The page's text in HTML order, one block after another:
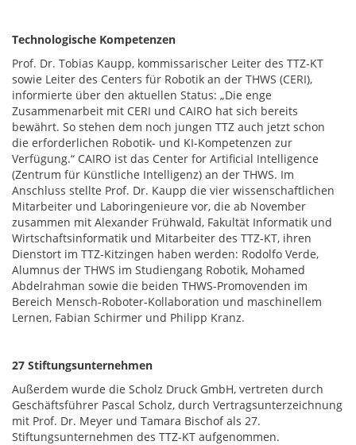
Technologische Kompetenzen
Prof. Dr. Tobias Kaupp, kommissarischer Leiter des TTZ-KT
sowie Leiter des Centers für Robotik an der THWS (CERI),
informierte über den aktuellen Status: „Die enge
Zusammenarbeit mit CERI und CAIRO hat sich bereits
bewährt. So stehen dem noch jungen TTZ auch jetzt schon
die erforderlichen Robotik- und KI-Kompetenzen zur
Verfügung.“ CAIRO ist das Center for Artificial Intelligence
(Zentrum für Künstliche Intelligenz) an der THWS. Im
Anschluss stellte Prof. Dr. Kaupp die vier wissenschaftlichen
Mitarbeiter und Laboringenieure vor, die ab November
zusammen mit Alexander Frühwald, Fakultät Informatik und
Wirtschaftsinformatik und Mitarbeiter des TTZ-KT, ihren
Dienstort im TTZ-Kitzingen haben werden: Rodolfo Verde,
Alumnus der THWS im Studiengang Robotik, Mohamed
Abdelrahman sowie die beiden THWS-Promovenden im
Bereich Mensch-Roboter-Kollaboration und maschinellem
Lernen, Fabian Schirmer und Philipp Kranz.
27 Stiftungsunternehmen
Außerdem wurde die Scholz Druck GmbH, vertreten durch
Geschäftsführer Pascal Scholz, durch Vertragsunterzeichnung
mit Prof. Dr. Meyer und Tamara Bischof als 27.
Stiftungsunternehmen des TTZ-KT aufgenommen.